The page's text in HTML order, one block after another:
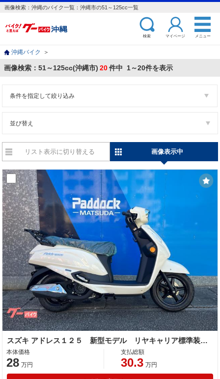
画像検索：沖縄のバイク一覧：沖縄市の51～125cc一覧
検索 マイページ メニュー
沖縄バイク ＞
画像検索：51～125cc(沖縄市) 20件中 1～20件を表示
条件を指定して絞り込み
並び替え
リスト表示に切り替える 画像表示中
スズキ アドレス１２５ 新型モデル リヤキャリア標準装備／ＵＳＢ電源
本体価格
28 万円
支払総額
30.3 万円